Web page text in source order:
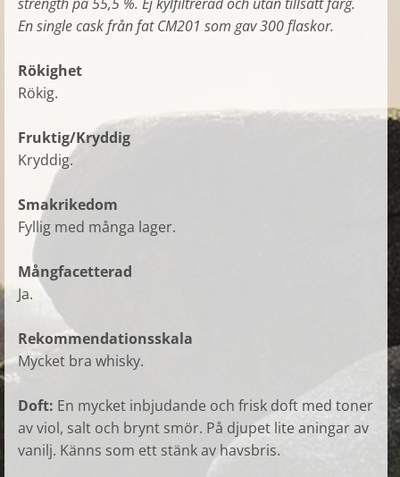
En single cask från fat CM201 som gav 300 flaskor.
Rökighet
Rökig.
Fruktig/Kryddig
Kryddig.
Smakrikedom
Fyllig med många lager.
Mångfacetterad
Ja.
Rekommendationsskala
Mycket bra whisky.
Doft: En mycket inbjudande och frisk doft med toner
av viol, salt och brynt smör. På djupet lite aningar av
vanilj. Känns som ett stänk av havsbris.